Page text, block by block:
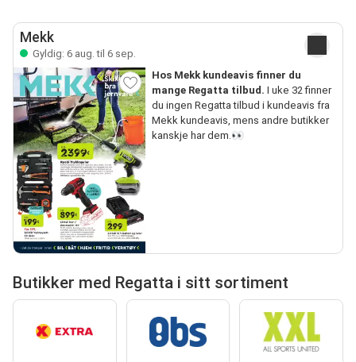
Mekk
Gyldig: 6 aug. til 6 sep.
Hos Mekk kundeavis finner du
mange Regatta tilbud. I uke 32 finner
du ingen Regatta tilbud i kundeavis fra
Mekk kundeavis, mens andre butikker
kanskje har dem.👀
Butikker med Regatta i sitt sortiment